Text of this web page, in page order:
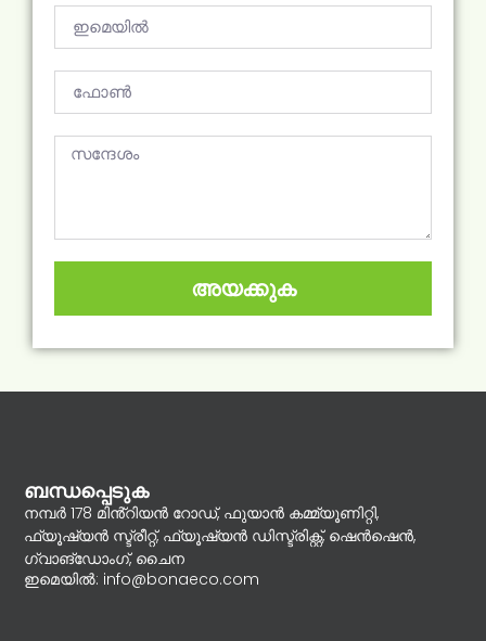
അയക്കുക
ബന്ധപ്പെടുക
നമ്പർ 178 മിൻ്റിയൻ റോഡ്, ഫുയാൻ കമ്മ്യൂണിറ്റി,
ഫ്യൂഷ്യൻ സ്ട്രീറ്റ്, ഫ്യൂഷ്യൻ ഡിസ്ട്രിക്റ്റ്, ഷെൻഷെൻ,
ഗ്വാങ്‌ഡോംഗ്, ചൈന
ഇമെയിൽ: info@bonaeco.com